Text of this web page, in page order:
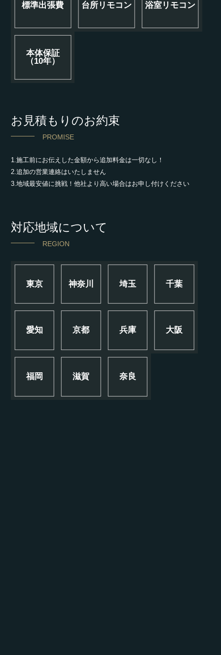
標準出張費 台所リモコン 浴室リモコン
本体保証
（10年）
お見積もりのお約束
PROMISE
1.施工前にお伝えした金額から追加料金は一切なし！
2.追加の営業連絡はいたしません
3.地域最安値に挑戦！他社より高い場合はお申し付けください
対応地域について
REGION
東京 神奈川 埼玉 千葉
愛知 京都 兵庫 大阪
福岡 滋賀 奈良